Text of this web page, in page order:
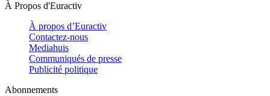
À Propos d'Euractiv
À propos d’Euractiv
Contactez-nous
Mediahuis
Communiqués de presse
Publicité politique
Abonnements